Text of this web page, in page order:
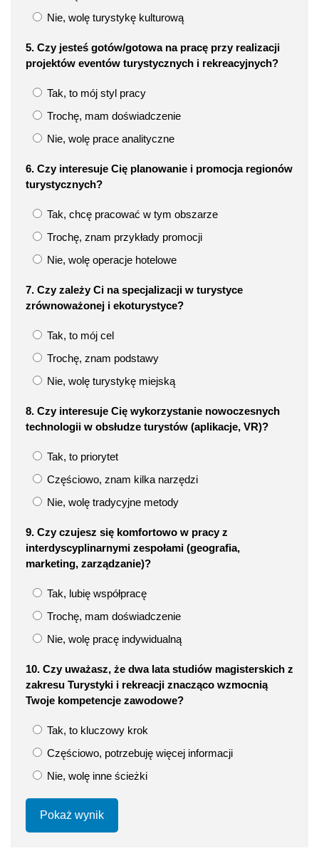
Nie, wolę turystykę kulturową
5. Czy jesteś gotów/gotowa na pracę przy realizacji
projektów eventów turystycznych i rekreacyjnych?
Tak, to mój styl pracy
Trochę, mam doświadczenie
Nie, wolę prace analityczne
6. Czy interesuje Cię planowanie i promocja regionów
turystycznych?
Tak, chcę pracować w tym obszarze
Trochę, znam przykłady promocji
Nie, wolę operacje hotelowe
7. Czy zależy Ci na specjalizacji w turystyce
zrównoważonej i ekoturystyce?
Tak, to mój cel
Trochę, znam podstawy
Nie, wolę turystykę miejską
8. Czy interesuje Cię wykorzystanie nowoczesnych
technologii w obsłudze turystów (aplikacje, VR)?
Tak, to priorytet
Częściowo, znam kilka narzędzi
Nie, wolę tradycyjne metody
9. Czy czujesz się komfortowo w pracy z
interdyscyplinarnymi zespołami (geografia,
marketing, zarządzanie)?
Tak, lubię współpracę
Trochę, mam doświadczenie
Nie, wolę pracę indywidualną
10. Czy uważasz, że dwa lata studiów magisterskich z
zakresu Turystyki i rekreacji znacząco wzmocnią
Twoje kompetencje zawodowe?
Tak, to kluczowy krok
Częściowo, potrzebuję więcej informacji
Nie, wolę inne ścieżki
Pokaż wynik